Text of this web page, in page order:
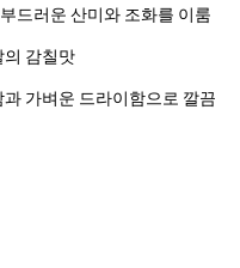
드러운 산미와 조화를 이룸
의 감칠맛
가벼운 드라이함으로 깔끔